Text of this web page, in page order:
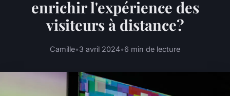
enrichir l'expérience des
visiteurs à distance?
Camille•3 avril 2024•6 min de lecture